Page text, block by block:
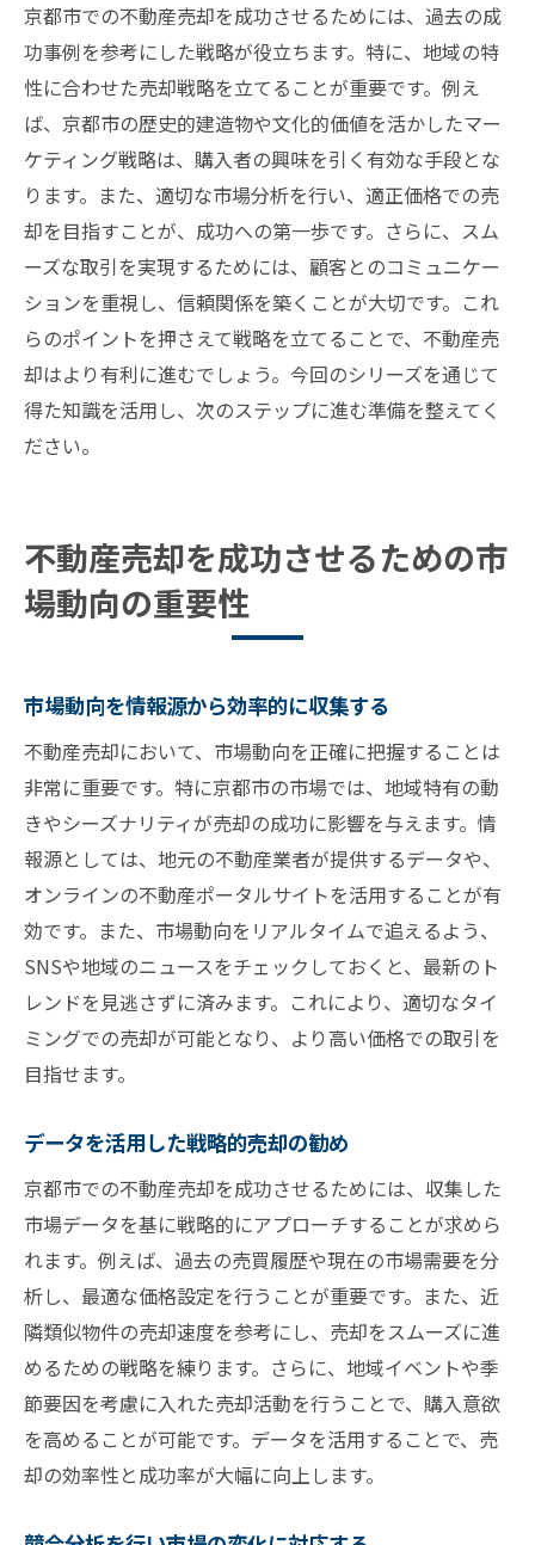
京都市での不動産売却を成功させるためには、過去の成
功事例を参考にした戦略が役立ちます。特に、地域の特
性に合わせた売却戦略を立てることが重要です。例え
ば、京都市の歴史的建造物や文化的価値を活かしたマー
ケティング戦略は、購入者の興味を引く有効な手段とな
ります。また、適切な市場分析を行い、適正価格での売
却を目指すことが、成功への第一歩です。さらに、スム
ーズな取引を実現するためには、顧客とのコミュニケー
ションを重視し、信頼関係を築くことが大切です。これ
らのポイントを押さえて戦略を立てることで、不動産売
却はより有利に進むでしょう。今回のシリーズを通じて
得た知識を活用し、次のステップに進む準備を整えてく
ださい。
不動産売却を成功させるための市
場動向の重要性
市場動向を情報源から効率的に収集する
不動産売却において、市場動向を正確に把握することは
非常に重要です。特に京都市の市場では、地域特有の動
きやシーズナリティが売却の成功に影響を与えます。情
報源としては、地元の不動産業者が提供するデータや、
オンラインの不動産ポータルサイトを活用することが有
効です。また、市場動向をリアルタイムで追えるよう、
SNSや地域のニュースをチェックしておくと、最新のト
レンドを見逃さずに済みます。これにより、適切なタイ
ミングでの売却が可能となり、より高い価格での取引を
目指せます。
データを活用した戦略的売却の勧め
京都市での不動産売却を成功させるためには、収集した
市場データを基に戦略的にアプローチすることが求めら
れます。例えば、過去の売買履歴や現在の市場需要を分
析し、最適な価格設定を行うことが重要です。また、近
隣類似物件の売却速度を参考にし、売却をスムーズに進
めるための戦略を練ります。さらに、地域イベントや季
節要因を考慮に入れた売却活動を行うことで、購入意欲
を高めることが可能です。データを活用することで、売
却の効率性と成功率が大幅に向上します。